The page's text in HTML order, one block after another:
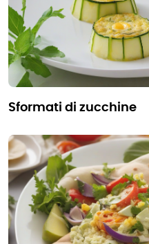
sformati di zucchine